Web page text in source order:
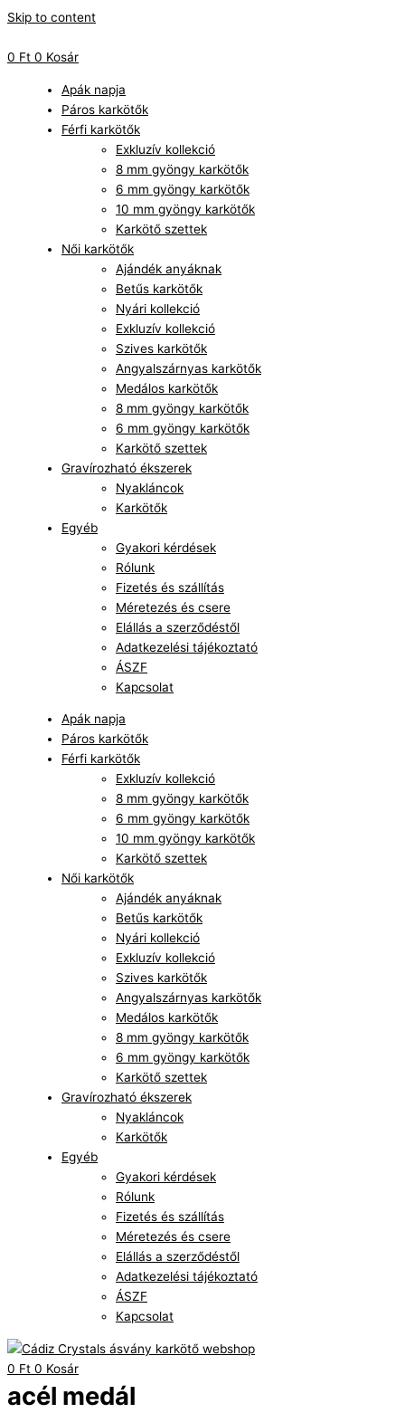
Skip to content
0 Ft 0 Kosár
Apák napja
Páros karkötők
Férfi karkötők
Exkluzív kollekció
8 mm gyöngy karkötők
6 mm gyöngy karkötők
10 mm gyöngy karkötők
Karkötő szettek
Női karkötők
Ajándék anyáknak
Betűs karkötők
Nyári kollekció
Exkluzív kollekció
Szives karkötők
Angyalszárnyas karkötők
Medálos karkötők
8 mm gyöngy karkötők
6 mm gyöngy karkötők
Karkötő szettek
Gravírozható ékszerek
Nyakláncok
Karkötők
Egyéb
Gyakori kérdések
Rólunk
Fizetés és szállítás
Méretezés és csere
Elállás a szerződéstől
Adatkezelési tájékoztató
ÁSZF
Kapcsolat
Apák napja
Páros karkötők
Férfi karkötők
Exkluzív kollekció
8 mm gyöngy karkötők
6 mm gyöngy karkötők
10 mm gyöngy karkötők
Karkötő szettek
Női karkötők
Ajándék anyáknak
Betűs karkötők
Nyári kollekció
Exkluzív kollekció
Szives karkötők
Angyalszárnyas karkötők
Medálos karkötők
8 mm gyöngy karkötők
6 mm gyöngy karkötők
Karkötő szettek
Gravírozható ékszerek
Nyakláncok
Karkötők
Egyéb
Gyakori kérdések
Rólunk
Fizetés és szállítás
Méretezés és csere
Elállás a szerződéstől
Adatkezelési tájékoztató
ÁSZF
Kapcsolat
0 Ft 0 Kosár
acél medál